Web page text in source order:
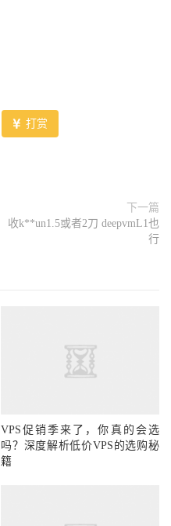
打赏
下一篇
收k**un1.5或者2刀 deepvmL1也
行
VPS促销季来了，你真的会选
吗？深度解析低价VPS的选购秘
籍